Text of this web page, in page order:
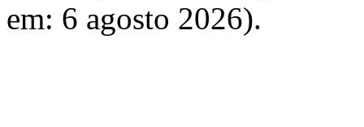
em: 6 agosto 2026).